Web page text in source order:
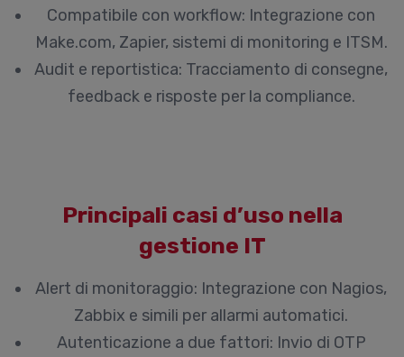
Compatibile con workflow: Integrazione con
Make.com, Zapier, sistemi di monitoring e ITSM.
Audit e reportistica: Tracciamento di consegne,
feedback e risposte per la compliance.
Principali casi d’uso nella
gestione IT
Alert di monitoraggio: Integrazione con Nagios,
Zabbix e simili per allarmi automatici.
Autenticazione a due fattori: Invio di OTP